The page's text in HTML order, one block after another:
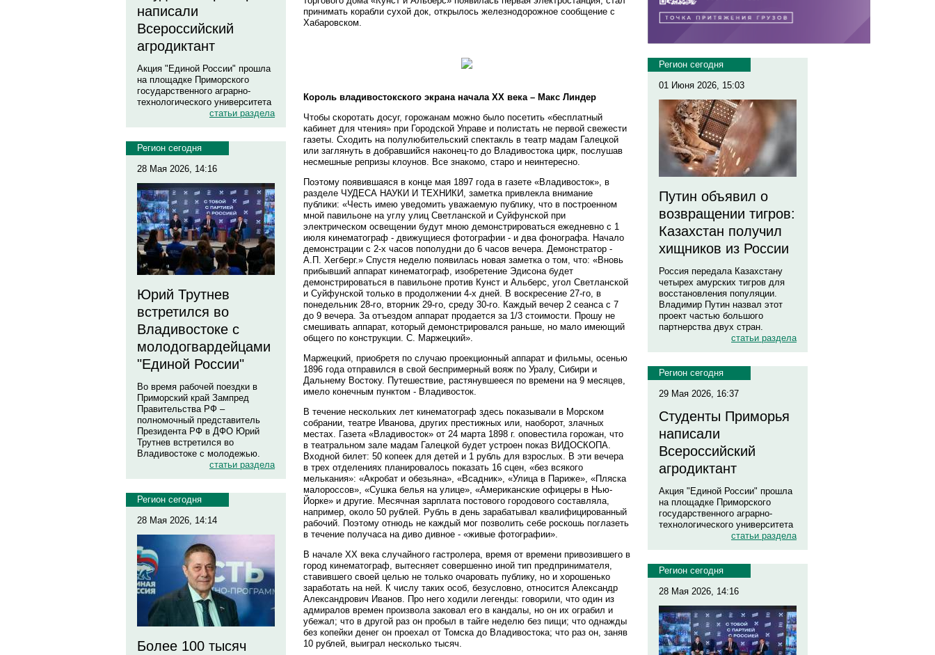
написали
Всероссийский
агродиктант
Акция "Единой России" прошла
на площадке Приморского
государственного аграрно-
технологического университета
статьи раздела
Регион сегодня
28 Мая 2026, 14:16
Юрий Трутнев
встретился во
Владивостоке с
молодогвардейцами
"Единой России"
Во время рабочей поездки в
Приморский край Зампред
Правительства РФ –
полномочный представитель
Президента РФ в ДФО Юрий
Трутнев встретился во
Владивостоке с молодежью.
статьи раздела
Регион сегодня
28 Мая 2026, 14:14
Более 100 тысяч
принимать корабли сухой док, открылось железнодорожное сообщение с
Хабаровском.
Король владивостокского экрана начала XX века – Макс Линдер
Чтобы скоротать досуг, горожанам можно было посетить «бесплатный
кабинет для чтения» при Городской Управе и полистать не первой свежести
газеты. Сходить на полулюбительский спектакль в театр мадам Галецкой
или заглянуть в добравшийся наконец-то до Владивостока цирк, послушав
несмешные репризы клоунов. Все знакомо, старо и неинтересно.
Поэтому появившаяся в конце мая 1897 года в газете «Владивосток», в
разделе ЧУДЕСА НАУКИ И ТЕХНИКИ, заметка привлекла внимание
публики: «Честь имею уведомить уважаемую публику, что в построенном
мной павильоне на углу улиц Светланской и Суйфунской при
электрическом освещении будут мною демонстрироваться ежедневно с 1
июля кинематограф - движущиеся фотографии - и два фонографа. Начало
демонстрации с 2-х часов пополудни до 6 часов вечера. Демонстратор -
А.П. Хегберг.» Спустя неделю появилась новая заметка о том, что: «Вновь
прибывший аппарат кинематограф, изобретение Эдисона будет
демонстрироваться в павильоне против Кунст и Альберс, угол Светланской
и Суйфунской только в продолжении 4-х дней. В воскресение 27-го, в
понедельник 28-го, вторник 29-го, среду 30-го. Каждый вечер 2 сеанса с 7
до 9 вечера. За отъездом аппарат продается за 1/3 стоимости. Прошу не
смешивать аппарат, который демонстрировался раньше, но мало имеющий
общего по конструкции. С. Маржецкий».
Маржецкий, приобретя по случаю проекционный аппарат и фильмы, осенью
1896 года отправился в свой беспримерный вояж по Уралу, Сибири и
Дальнему Востоку. Путешествие, растянувшееся по времени на 9 месяцев,
имело конечным пунктом - Владивосток.
В течение нескольких лет кинематограф здесь показывали в Морском
собрании, театре Иванова, других престижных или, наоборот, злачных
местах. Газета «Владивосток» от 24 марта 1898 г. оповестила горожан, что
в театральном зале мадам Галецкой будет устроен показ ВИДОСКОПА.
Входной билет: 50 копеек для детей и 1 рубль для взрослых. В эти вечера
в трех отделениях планировалось показать 16 сцен, «без всякого
мелькания»: «Акробат и обезьяна», «Всадник», «Улица в Париже», «Пляска
малороссов», «Сушка белья на улице», «Американские офицеры в Нью-
Йорке» и другие. Месячная зарплата постового городового составляла,
например, около 50 рублей. Рубль в день зарабатывал квалифицированный
рабочий. Поэтому отнюдь не каждый мог позволить себе роскошь поглазеть
в течение получаса на диво дивное - «живые фотографии».
В начале ХХ века случайного гастролера, время от времени привозившего в
город кинематограф, вытесняет совершенно иной тип предпринимателя,
ставившего своей целью не только очаровать публику, но и хорошенько
заработать на ней. К числу таких особ, безусловно, относится Александр
Александрович Иванов. Про него ходили легенды: говорили, что один из
адмиралов времен произвола заковал его в кандалы, но он их ограбил и
убежал; что в другой раз он пробыл в тайге неделю без пищи; что однажды
без копейки денег он проехал от Томска до Владивостока; что раз он, заняв
10 рублей, выиграл несколько тысяч.
Регион сегодня
01 Июня 2026, 15:03
Путин объявил о
возвращении тигров:
Казахстан получил
хищников из России
Россия передала Казахстану
четырех амурских тигров для
восстановления популяции.
Владимир Путин назвал этот
проект частью большого
партнерства двух стран.
статьи раздела
Регион сегодня
29 Мая 2026, 16:37
Студенты Приморья
написали
Всероссийский
агродиктант
Акция "Единой России" прошла
на площадке Приморского
государственного аграрно-
технологического университета
статьи раздела
Регион сегодня
28 Мая 2026, 14:16